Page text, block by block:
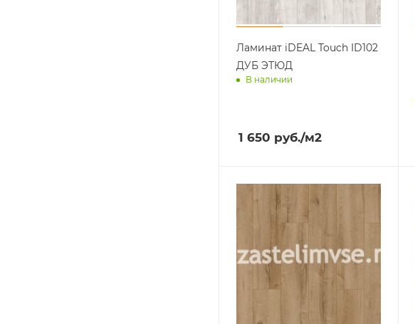
Ламинат iDEAL Touch ID102
ДУБ ЭТЮД
В наличии
1 650 руб./м2